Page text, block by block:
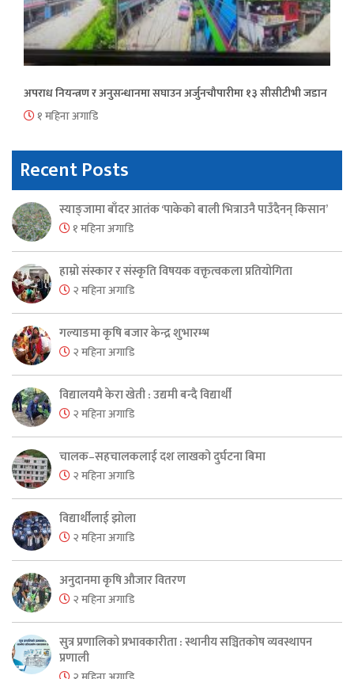
अपराध नियन्त्रण र अनुसन्धानमा सघाउन अर्जुनचौपारीमा १३ सीसीटीभी जडान
१ महिना अगाडि
Recent Posts
स्याङ्जामा बाँदर आतंक ‘पाकेको बाली भित्राउनै पाउँदैनन् किसान’
१ महिना अगाडि
हाम्रो संस्कार र संस्कृति विषयक वक्तृत्वकला प्रतियोगिता
२ महिना अगाडि
गल्याङमा कृषि बजार केन्द्र शुभारम्भ
२ महिना अगाडि
विद्यालयमै केरा खेती : उद्यमी बन्दै विद्यार्थी
२ महिना अगाडि
चालक–सहचालकलाई दश लाखको दुर्घटना बिमा
२ महिना अगाडि
विद्यार्थीलाई झोला
२ महिना अगाडि
अनुदानमा कृषि औजार वितरण
२ महिना अगाडि
सुत्र प्रणालिको प्रभावकारीता : स्थानीय सञ्चितकोष व्यवस्थापन
प्रणाली